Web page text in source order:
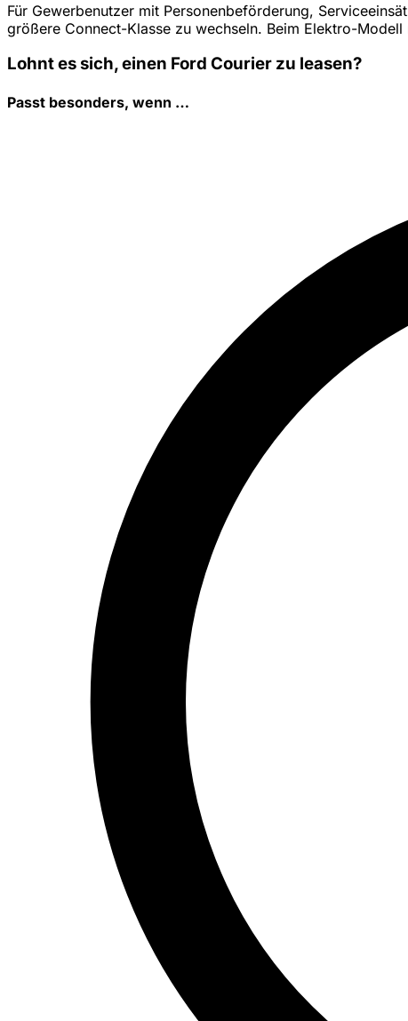
Für Gewerbenutzer mit Personenbeförderung,
größere Connect-Klasse zu wechseln. Beim Elektro-
Lohnt es sich, einen Ford Courier zu leasen?
Passt besonders, wenn …